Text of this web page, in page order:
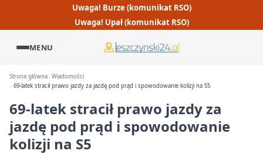
Uwaga! Burze (komunikat RSO)
Uwaga! Upał (komunikat RSO)
MENU
Strona główna Wiadomości
69-latek stracił prawo jazdy za jazdę pod prąd i spowodowanie kolizji na S5
69-latek stracił prawo jazdy za
jazdę pod prąd i spowodowanie
kolizji na S5